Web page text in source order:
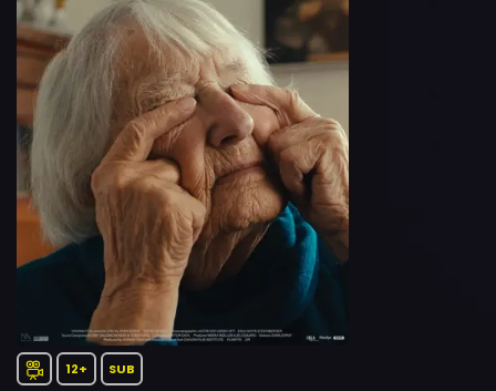
12+ SUB